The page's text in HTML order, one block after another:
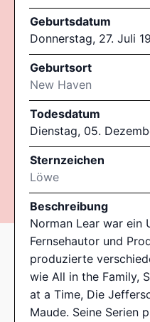
Geburtsdatum
Donnerstag, 27. Juli
Geburtsort
New Haven
Todesdatum
Dienstag, 05.
Sternzeichen
Löwe
Beschreibung
Norman Lear war ein
Fernsehautor und
produzierte
wie All in the Family,
at a Time, Die
Maude. Seine Serien